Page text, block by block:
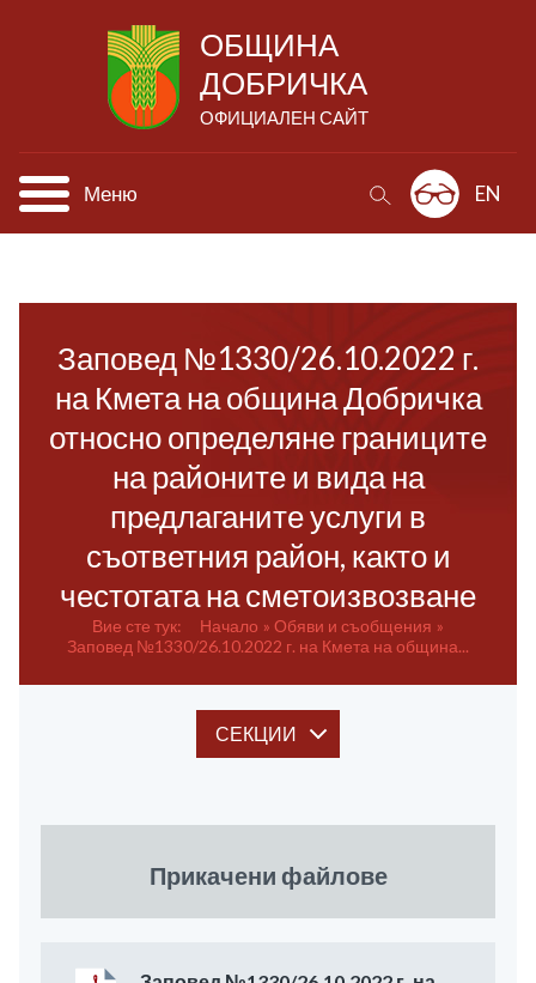
ОБЩИНА
ДОБРИЧКА
ОФИЦИАЛЕН САЙТ
Меню EN
Заповед №1330/26.10.2022 г.
на Кмета на община Добричка
относно определяне границите
на районите и вида на
предлаганите услуги в
съответния район, както и
честотата на сметоизвозване
Вие сте тук: Начало
Обяви и съобщения
Заповед №1330/26.10.2022 г. на Кмета на община...
СЕКЦИИ
Прикачени файлове